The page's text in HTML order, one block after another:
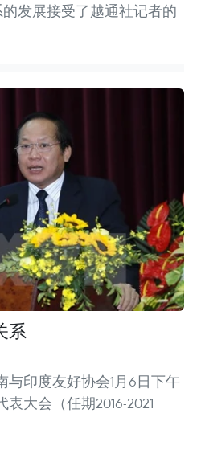
发展接受了越通社记者的
系
与印度友好协会1月6日下午
大会（任期2016-2021